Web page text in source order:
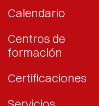
Calendario
Centros de
formación
Certificaciones